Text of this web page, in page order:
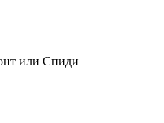
или Спиди